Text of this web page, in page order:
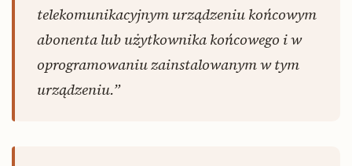
telekomunikacyjnym urządzeniu końcowym
abonenta lub użytkownika końcowego i w
oprogramowaniu zainstalowanym w tym
urządzeniu.”